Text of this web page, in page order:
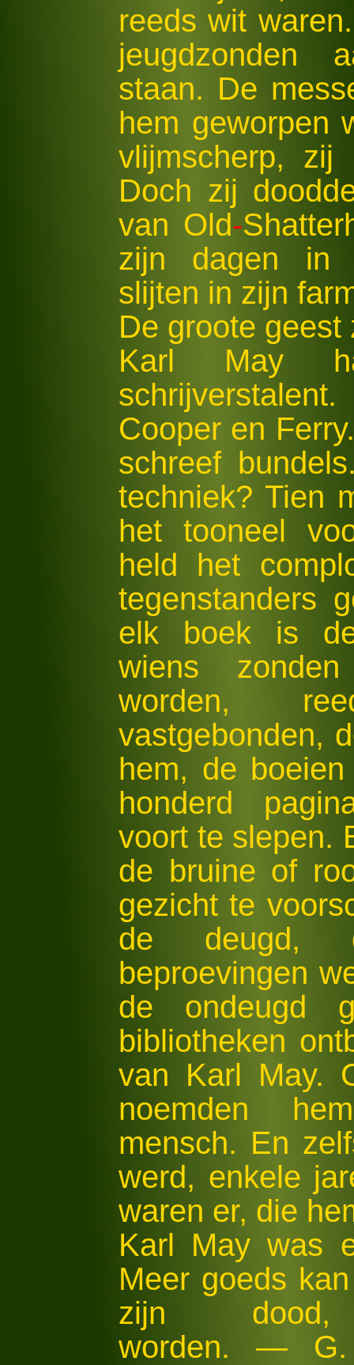
reeds wit
jeugdzonden
staan. De
hem geworpen
vlijmscherp, zij
Doch zij
van Old-
zijn dagen in
slijten in zijn
De groote
Karl May
Cooper en
schreef
techniek? Tien
het tooneel
held het
tegenstanders
elk boek is
wiens
worden,
vastgebonden,
hem, de
honderd
voort te slepen.
de bruine of
gezicht te
de deugd,
beproevingen
de ondeugd
bibliotheken
van Karl May.
noemden
mensch. En
werd, enkele
waren er, die
Karl May was
Meer goeds
zijn
worden. — G.